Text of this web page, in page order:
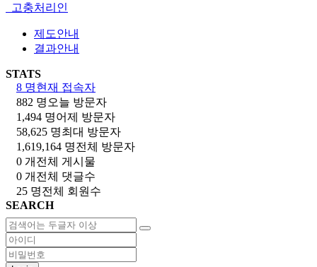
고충처리인
제도안내
결과안내
STATS
8 명현재 접속자
882 명 오늘 방문자
1,494 명어제 방문자
58,625 명최대 방문자
1,619,164 명전체 방문자
0 개 전체 게시물
0 개 전체 댓글수
25 명전체 회원수
SEARCH